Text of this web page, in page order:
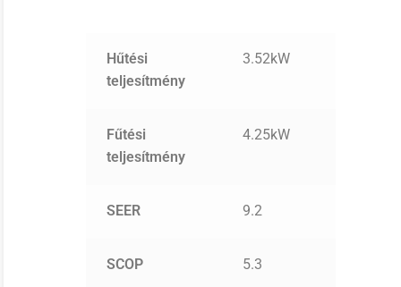
Hűtési
teljesítmény
3.52kW
Fűtési
teljesítmény
4.25kW
SEER 9.2
SCOP 5.3